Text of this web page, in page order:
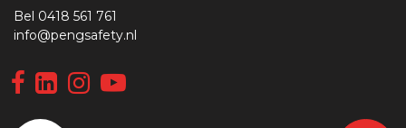
Bel 0418 561 761
info@pengsafety.nl